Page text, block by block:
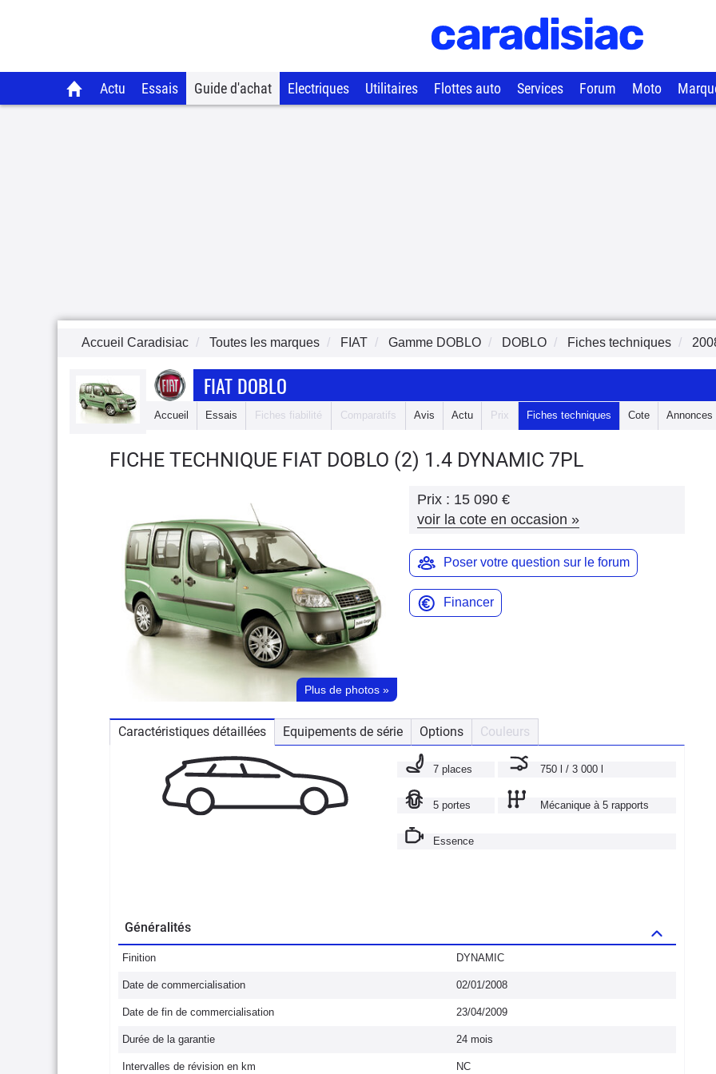
Actu Essais Guide d'achat Electriques Utilitaires Flottes auto Services Forum Moto
Accueil Caradisiac Toutes les marques FIAT Gamme DOBLO DOBLO Fiches techniques
FIAT DOBLO
Accueil Essais Fiches fiabilité Comparatifs Avis Actu Prix Fiches techniques Cote Annonces
FICHE TECHNIQUE FIAT DOBLO (2) 1.4 DYNAMIC 7PL
Plus de photos »
Prix : 15 090 €
voir la cote en occasion »
Poser votre question sur le forum
Financer
Caractéristiques détaillées Equipements de série Options Couleurs
7 places 750 l / 3 000 l
5 portes Mécanique à 5 rapports
Essence
Généralités
Finition DYNAMIC
Date de commercialisation 02/01/2008
Date de fin de commercialisation 23/04/2009
Durée de la garantie 24 mois
Intervalles de révision en km NC